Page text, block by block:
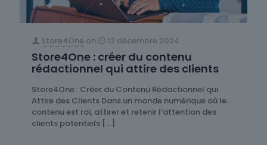
Store4One on 12 décembre 2024
Store4One : créer du contenu
rédactionnel qui attire des clients
Store4One : Créer du Contenu Rédactionnel qui
Attire des Clients Dans un monde numérique où le
contenu est roi, attirer et retenir l’attention des
clients potentiels […]